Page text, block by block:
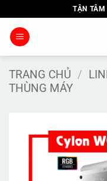
qua
nội
TẬN
TRANG CHỦ /
THÙNG MÁY